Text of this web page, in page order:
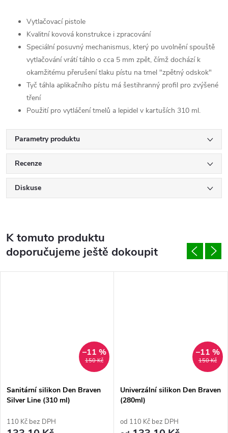
Vytlačovací pistole
Kvalitní kovová konstrukce i zpracování
Speciální posuvný mechanismus, který po uvolnění spouště
vytlačování vrátí táhlo o cca 5 mm zpět, čímž dochází k
okamžitému přerušení tlaku pístu na tmel "zpětný odskok"
Tyč táhla aplikačního pístu má šestihranný profil pro zvýšené
tření
Použití pro vytláčení tmelů a lepidel v kartuších 310 ml.
Parametry produktu
Recenze
Diskuse
K tomuto produktu
doporučujeme ještě dokoupit
150 Kč
–11 %
Sanitární silikon Den Braven
Silver Line (310 ml)
110 Kč bez DPH
150 Kč
–11 %
Univerzální silikon Den Braven
(280ml)
od 110 Kč bez DPH